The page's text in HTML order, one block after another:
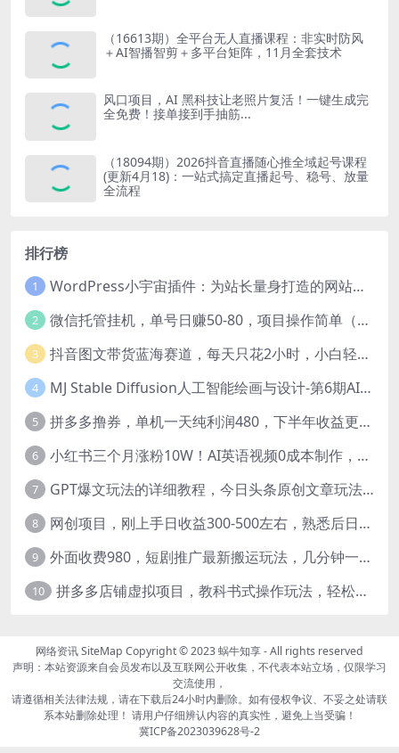
（16613期）全平台无人直播课程：非实时防风
＋AI智播智剪＋多平台矩阵，11月全套技术
风口项目，AI 黑科技让老照片复活！一键生成完
全免费！接单接到手抽筋...
（18094期）2026抖音直播随心推全域起号课程
(更新4月18)：一站式搞定直播起号、稳号、放量
全流程
排行榜
1 WordPress小宇宙插件：为站长量身打造的网站性能与SEO优化插件
2 微信托管挂机，单号日赚50-80，项目操作简单（附无限注册实名微信号教程）
3 抖音图文带货蓝海赛道，每天只花2小时，小白轻松过万
4 MJ Stable Diffusion人工智能绘画与设计-第6期AIGC课程（35节）
5 拼多多撸券，单机一天纯利润480，下半年收益更高，不限设备，不限IP。
6 小红书三个月涨粉10W！AI英语视频0成本制作，每天轻松日入2000+
7 GPT爆文玩法的详细教程，今日头条原创文章玩法实操讲解，简单操作月入5000
8 网创项目，刚上手日收益300-500左右，熟悉后日收益1500-3000
9 外面收费980，短剧推广最新搬运玩法，几分钟一个作品，日入1000
10 拼多多店铺虚拟项目，教科书式操作玩法，轻松月入1000
网络资讯SiteMap Copyright © 2023蜗牛知享- All rights reserved
声明：本站资源来自会员发布以及互联网公开收集，不代表本站立场，仅限学习
交流使用，
请遵循相关法律法规，请在下载后24小时内删除。如有侵权争议、不妥之处请联
系本站删除处理！ 请用户仔细辨认内容的真实性，避免上当受骗！
冀ICP备2023039628号-2